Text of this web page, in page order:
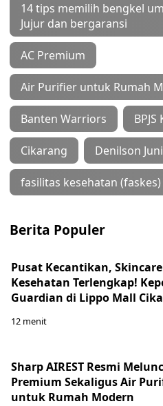
14 tips memilih bengkel
Jujur dan bergaransi
AC Premium
Air Purifier untuk Rumah
Banten Warriors
Cikarang Denilson
fasilitas kesehatan (faskes)
Berita Populer
Pusat Kecantikan,
Kesehatan Terlengkap!
Guardian di Lippo Mall
12 menit
Sharp AIREST Resmi
Premium Sekaligus Air
untuk Rumah Modern